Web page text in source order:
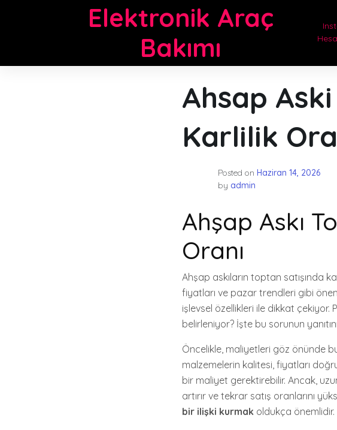
Elektronik Araç
Bakımı
Ahsap
Karlilik
Posted on Haziran 14, 2026
by admin
Ahşap Askı
Oranı
Ahşap askıların toptan satışında
fiyatları ve pazar trendleri gibi
işlevsel özellikleri ile dikkat çekiyor.
belirleniyor? İşte bu sorunun
Öncelikle, maliyetleri göz önünde
malzemelerin kalitesi, fiyatları
bir maliyet gerektirebilir. Ancak,
artırır ve tekrar satış oranlarını
bir ilişki kurmak oldukça önemlidir.